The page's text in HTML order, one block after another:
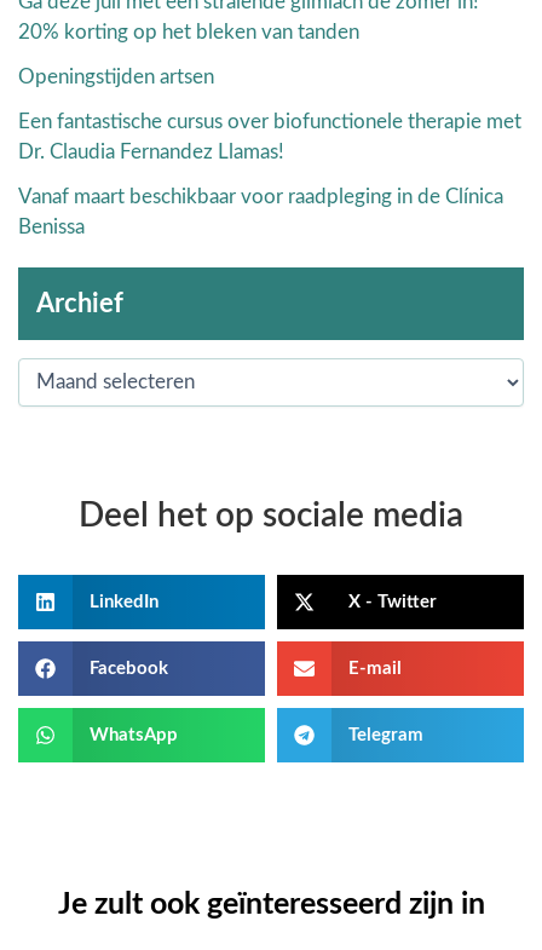
20% korting op het bleken van tanden
Openingstijden artsen
Een fantastische cursus over biofunctionele therapie met
Dr. Claudia Fernandez Llamas!
Vanaf maart beschikbaar voor raadpleging in de Clínica
Benissa
Archief
Deel het op sociale media
LinkedIn X - Twitter
Facebook E-mail
WhatsApp Telegram
Je zult ook geïnteresseerd zijn in